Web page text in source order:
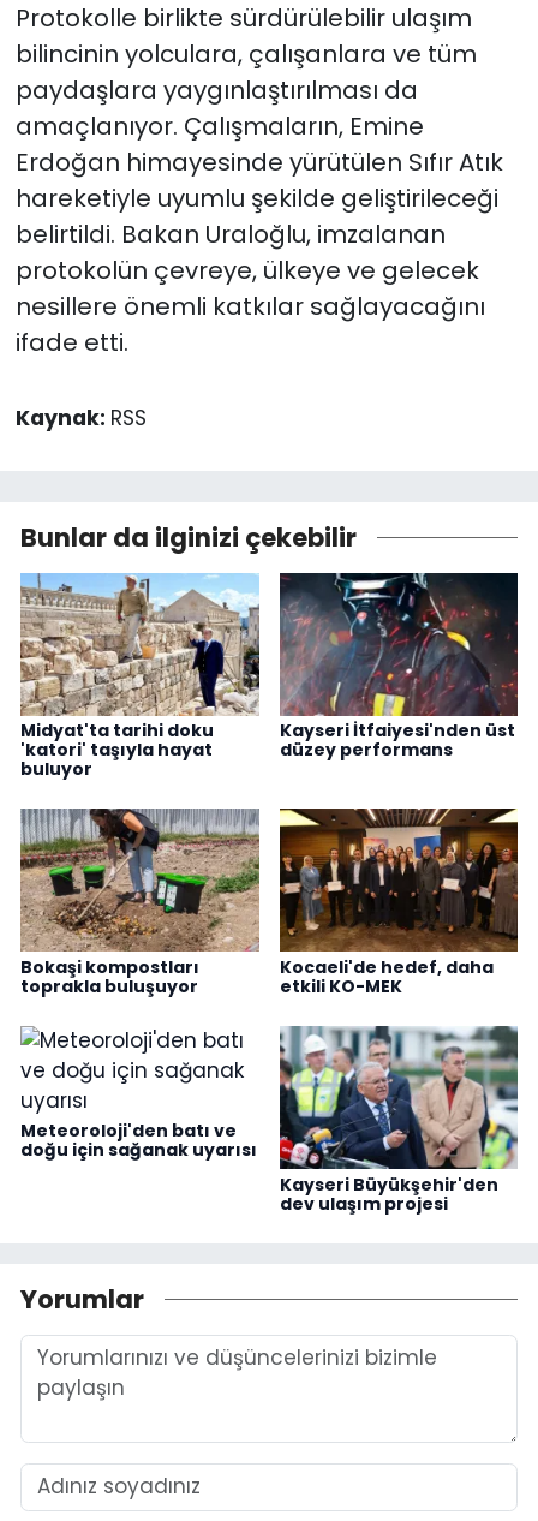
Protokolle birlikte sürdürülebilir ulaşım
bilincinin yolculara, çalışanlara ve tüm
paydaşlara yaygınlaştırılması da
amaçlanıyor. Çalışmaların, Emine
Erdoğan himayesinde yürütülen Sıfır Atık
hareketiyle uyumlu şekilde geliştirileceği
belirtildi. Bakan Uraloğlu, imzalanan
protokolün çevreye, ülkeye ve gelecek
nesillere önemli katkılar sağlayacağını
ifade etti.
Kaynak: RSS
Bunlar da ilginizi çekebilir
Midyat'ta tarihi doku
'katori' taşıyla hayat
buluyor
Kayseri İtfaiyesi'nden üst
düzey performans
Bokaşi kompostları
toprakla buluşuyor
Kocaeli'de hedef, daha
etkili KO-MEK
Meteoroloji'den batı ve
doğu için sağanak uyarısı
Kayseri Büyükşehir'den
dev ulaşım projesi
Yorumlar